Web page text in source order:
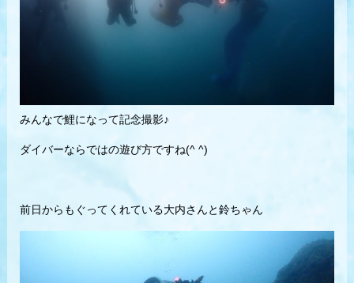
みんなで鯉になって記念撮影♪
ダイバーならではの遊び方ですね(^ ^)
前日からもぐってくれている大内さんと鈴ちゃん